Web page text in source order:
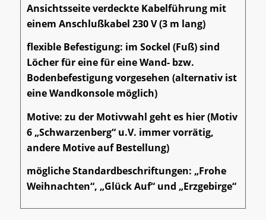
Ansichtsseite verdeckte Kabelführung mit
einem Anschlußkabel 230 V (3 m lang)
flexible Befestigung: im Sockel (Fuß) sind
Löcher für eine für eine Wand- bzw.
Bodenbefestigung vorgesehen (alternativ ist
eine Wandkonsole möglich)
Motive: zu der Motivwahl geht es hier (Motiv
6 „Schwarzenberg“ u.V. immer vorrätig,
andere Motive auf Bestellung)
mögliche Standardbeschriftungen: „Frohe
Weihnachten“, „Glück Auf“ und „Erzgebirge“